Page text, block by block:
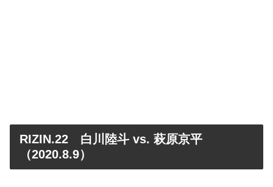
RIZIN.22 白川陸斗 vs. 萩原京平
（2020.8.9）